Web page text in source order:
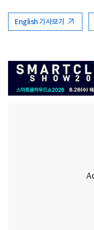
English 기사보기